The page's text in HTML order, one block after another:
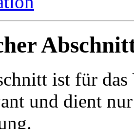
ist für das
und dient